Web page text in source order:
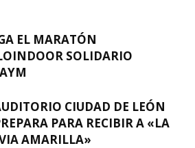
EL MARATÓN
SOLIDARIO
CIUDAD DE LEÓN
PARA RECIBIR A «LA
AMARILLA»